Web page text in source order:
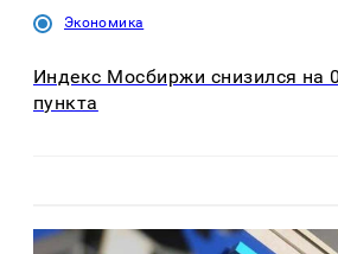
Экономика
Индекс Мосбиржи снизился на
пункта